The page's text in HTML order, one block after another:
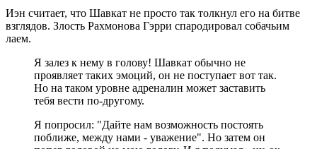
Иэн считает, что Шавкат не просто так толкнул его на битве
взглядов. Злость Рахмонова Гэрри спародировал собачьим
лаем.
Я залез к нему в голову! Шавкат обычно не
проявляет таких эмоций, он не поступает вот так.
Но на таком уровне адреналин может заставить
тебя вести по-другому.
Я попросил: "Дайте нам возможность постоять
поближе, между нами - уважение". Но затем он